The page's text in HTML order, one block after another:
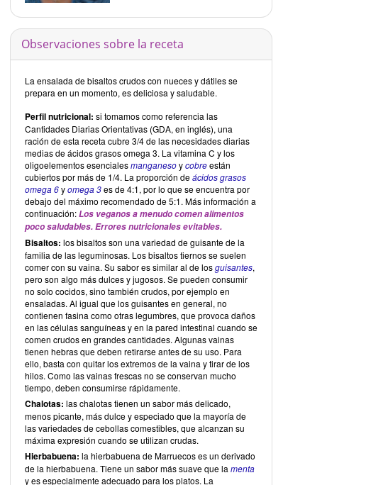
Observaciones sobre la receta
La ensalada de bisaltos crudos con nueces y dátiles se
prepara en un momento, es deliciosa y saludable.
Perfil nutricional: si tomamos como referencia las
Cantidades Diarias Orientativas (GDA, en inglés), una
ración de esta receta cubre 3/4 de las necesidades diarias
medias de ácidos grasos omega 3. La vitamina C y los
oligoelementos esencialesmanganesoycobreestán
cubiertos por más de 1/4. La proporción deácidos grasos
omega 6yomega 3es de 4:1, por lo que se encuentra por
debajo del máximo recomendado de 5:1. Más información a
continuación:Los veganos a menudo comen alimentos
poco saludables. Errores nutricionales evitables.
Bisaltos: los bisaltos son una variedad de guisante de la
familia de las leguminosas. Los bisaltos tiernos se suelen
comer con su vaina. Su sabor es similar al de losguisantes,
pero son algo más dulces y jugosos. Se pueden consumir
no solo cocidos, sino también crudos, por ejemplo en
ensaladas. Al igual que los guisantes en general, no
contienen fasina como otras legumbres, que provoca daños
en las células sanguíneas y en la pared intestinal cuando se
comen crudos en grandes cantidades. Algunas vainas
tienen hebras que deben retirarse antes de su uso. Para
ello, basta con quitar los extremos de la vaina y tirar de los
hilos. Como las vainas frescas no se conservan mucho
tiempo, deben consumirse rápidamente.
Chalotas: las chalotas tienen un sabor más delicado,
menos picante, más dulce y especiado que la mayoría de
las variedades de cebollas comestibles, que alcanzan su
máxima expresión cuando se utilizan crudas.
Hierbabuena: la hierbabuena de Marruecos es un derivado
de la hierbabuena. Tiene un sabor más suave que la menta
y es especialmente adecuado para los platos. La